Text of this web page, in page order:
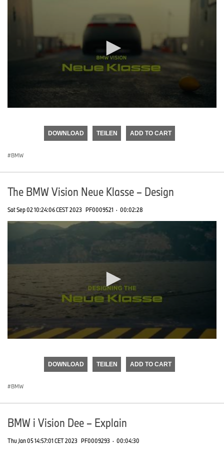
DOWNLOAD TEILEN ADD TO CART
BMW
The BMW Vision Neue Klasse – Design
Sat Sep 02 10:24:06 CEST 2023 PF0009521 · 00:02:28
DOWNLOAD TEILEN ADD TO CART
BMW
BMW i Vision Dee – Explain
Thu Jan 05 14:57:01 CET 2023 PF0009293 · 00:04:30